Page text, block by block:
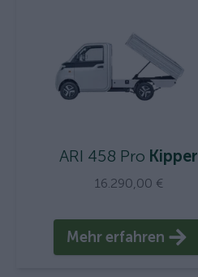
ARI 458 Pro Kipper
16.290,00 €
Mehr erfahren